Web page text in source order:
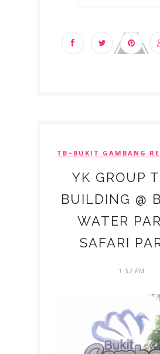
TB~BUKIT GAMBANG
YK GROUP
BUILDING @
WATER
SAFARI
1:52 PM